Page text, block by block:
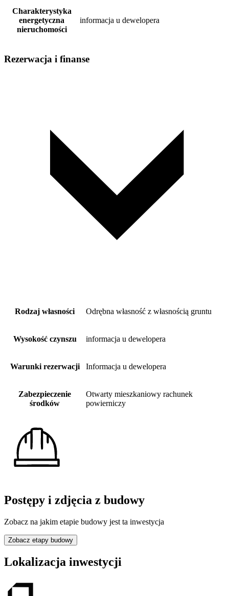
Charakterystyka
energetyczna
nieruchomości
informacja u dewelopera
Rezerwacja i finanse
Rodzaj własności Odrębna własność z własnością gruntu
Wysokość czynszu informacja u dewelopera
Warunki rezerwacji Informacja u dewelopera
Zabezpieczenie
środków
Otwarty mieszkaniowy rachunek
powierniczy
Postępy i zdjęcia z budowy
Zobacz na jakim etapie budowy jest ta inwestycja
Zobacz etapy budowy
Lokalizacja inwestycji